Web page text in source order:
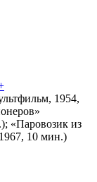
1954,
«Паровозик из
10 мин.)